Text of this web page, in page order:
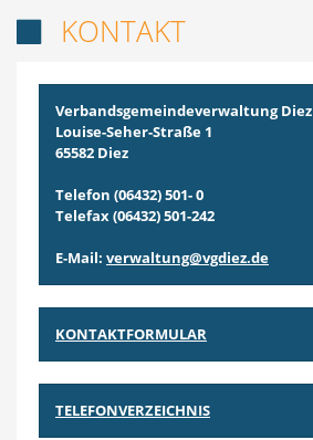
KONTAKT
Verbandsgemeindeverwaltung Diez
Louise-Seher-Straße 1
65582 Diez
Telefon (06432) 501- 0
Telefax (06432) 501-242
E-Mail: verwaltung@vgdiez.de
KONTAKTFORMULAR
TELEFONVERZEICHNIS